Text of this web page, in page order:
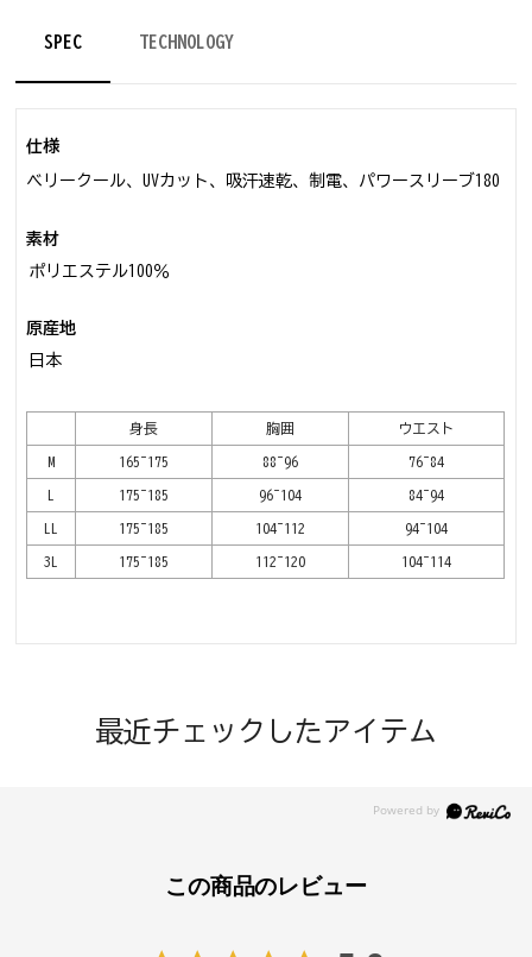
SPEC TECHNOLOGY
仕様
ベリークール、UVカット、吸汗速乾、制電、パワースリーブ180
素材
ポリエステル100％
原産地
日本
身長 胸囲 ウエスト
M 165~175 88~96 76~84
L 175~185 96~104 84~94
LL 175~185 104~112 94~104
3L 175~185 112~120 104~114
最近チェックしたアイテム
この商品のレビュー